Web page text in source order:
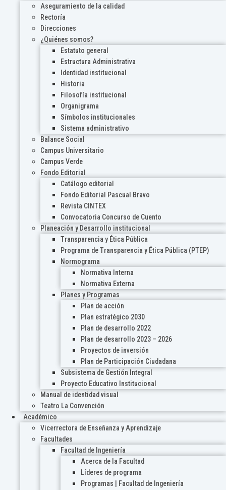
Aseguramiento de la calidad
Rectoría
Direcciones
¿Quiénes somos?
Estatuto general
Estructura Administrativa
Identidad institucional
Historia
Filosofía institucional
Organigrama
Símbolos institucionales
Sistema administrativo
Balance Social
Campus Universitario
Campus Verde
Fondo Editorial
Catálogo editorial
Fondo Editorial Pascual Bravo
Revista CINTEX
Convocatoria Concurso de Cuento
Planeación y Desarrollo institucional
Transparencia y Ética Pública
Programa de Transparencia y Ética Pública (PTEP)
Normograma
Normativa Interna
Normativa Externa
Planes y Programas
Plan de acción
Plan estratégico 2030
Plan de desarrollo 2022
Plan de desarrollo 2023 – 2026
Proyectos de inversión
Plan de Participación Ciudadana
Subsistema de Gestión Integral
Proyecto Educativo Institucional
Manual de identidad visual
Teatro La Convención
Académico
Vicerrectora de Enseñanza y Aprendizaje
Facultades
Facultad de Ingeniería
Acerca de la Facultad
Líderes de programa
Programas | Facultad de Ingeniería